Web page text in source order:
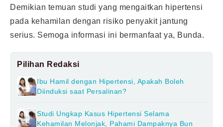
Demikian temuan studi yang mengaitkan hipertensi
pada kehamilan dengan risiko penyakit jantung
serius. Semoga informasi ini bermanfaat ya, Bunda.
Pilihan Redaksi
Ibu Hamil dengan Hipertensi, Apakah Boleh
Diinduksi saat Persalinan?
Studi Ungkap Kasus Hipertensi Selama
Kehamilan Melonjak, Pahami Dampaknya Bun